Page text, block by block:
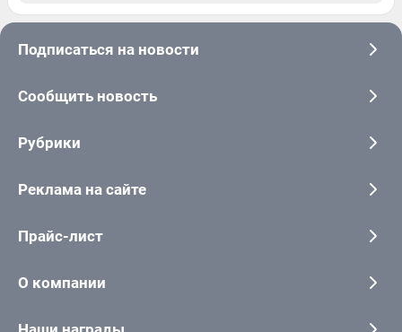
Подписаться на новости
Сообщить новость
Рубрики
Реклама на сайте
Прайс-лист
О компании